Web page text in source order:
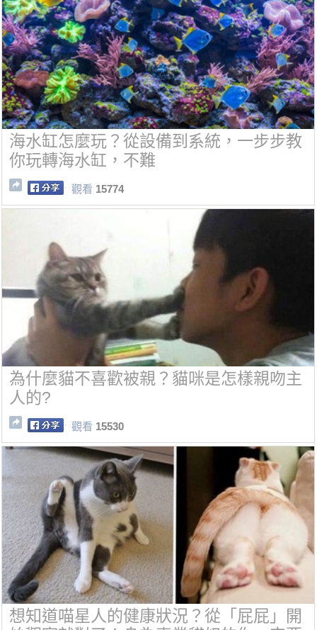
海水缸怎麼玩？從設備到系統，一步步教
你玩轉海水缸，不難
觀看 15774
為什麼貓不喜歡被親？貓咪是怎樣親吻主
人的?
觀看 15530
想知道喵星人的健康狀況？從「屁屁」開